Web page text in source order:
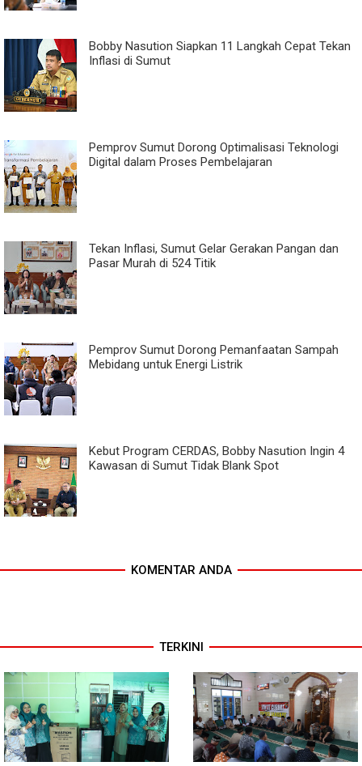
Bobby Nasution Siapkan 11 Langkah Cepat Tekan
Inflasi di Sumut
Pemprov Sumut Dorong Optimalisasi Teknologi
Digital dalam Proses Pembelajaran
Tekan Inflasi, Sumut Gelar Gerakan Pangan dan
Pasar Murah di 524 Titik
Pemprov Sumut Dorong Pemanfaatan Sampah
Mebidang untuk Energi Listrik
Kebut Program CERDAS, Bobby Nasution Ingin 4
Kawasan di Sumut Tidak Blank Spot
KOMENTAR ANDA
TERKINI